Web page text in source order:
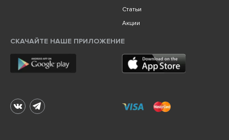
Статьи
Акции
СКАЧАЙТЕ НАШЕ ПРИЛОЖЕНИЕ